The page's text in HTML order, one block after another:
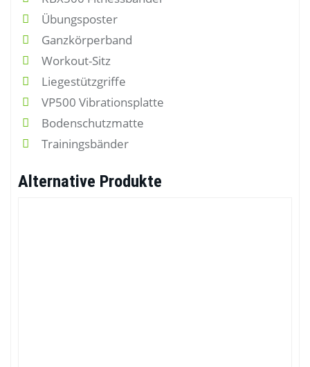
Übungsposter
Ganzkörperband
Workout-Sitz
Liegestützgriffe
VP500 Vibrationsplatte
Bodenschutzmatte
Trainingsbänder
Alternative Produkte